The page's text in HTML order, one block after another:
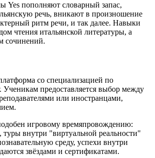
Yes пополняют словарный запас,
речь, вникают в произношение
ритм речи, и так далее. Навыки
чтения итальянской литературы, а
сочинений.
со специализацией по
Ученикам предоставляется выбор между
или иностранцами,
игровому времяпровождению:
туры внутри "виртуальной реальности"
среду, успехи внутри
звёздами и сертификатами.